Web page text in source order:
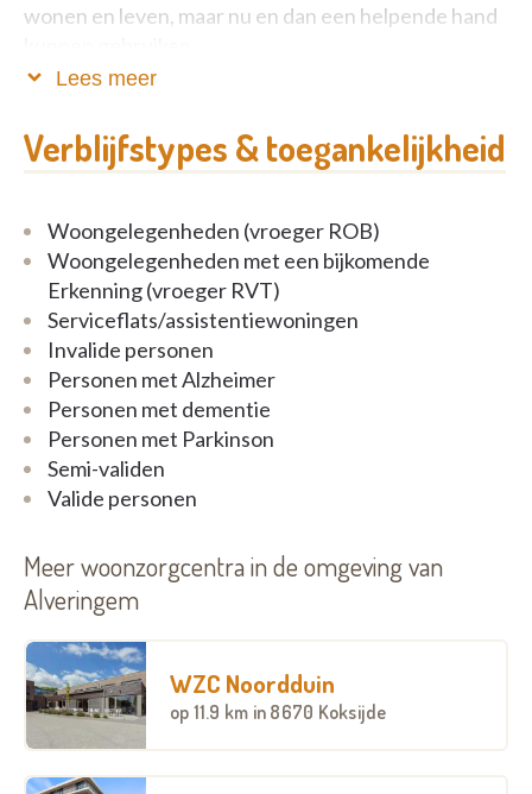
wonen en leven, maar nu en dan een helpende hand
terras, ingericht keuken met berging, ingerichte
badkamer en 2 slaapkamers.
Kostprijs: 29,16 euro per dag. Tweede bewoner:
2,92 euro per dag extra.
Inbegrepen: administratieve en sociale
dienstsverlening, onderhoud gebouw,
noodoproepsysteem, crisis- en overbruggingszorg.
Niet inbegrepen: elektriciteit, gas en water.
Lees meer
Verblijfstypes & toegankelijkheid
Woongelegenheden (vroeger ROB)
Woongelegenheden met een bijkomende
Erkenning (vroeger RVT)
Serviceflats/assistentiewoningen
Invalide personen
Personen met Alzheimer
Personen met dementie
Personen met Parkinson
Semi-validen
Valide personen
Meer woonzorgcentra in de omgeving van
Alveringem
WZC Noordduin
op 11.9 km in 8670 Koksijde